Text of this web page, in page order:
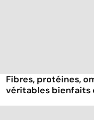
Fibres, protéines,
véritables bienfaits